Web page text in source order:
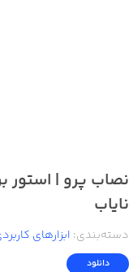
نصاب پرو | استور
نایاب
دسته‌بندی: ابزار‌های
دانلود